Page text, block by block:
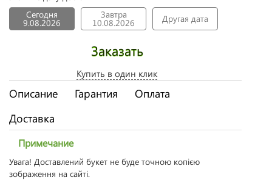
Сегодня
9.08.2026
Завтра
10.08.2026 Другая дата
Заказать
Купить в один клик
Описание Гарантия
Оплата
Доставка
Примечание
Увага! Доставлений букет не буде точною копією
зображення на сайті.